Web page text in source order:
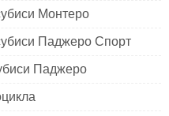
Монтеро
Паджеро Спорт
Паджеро